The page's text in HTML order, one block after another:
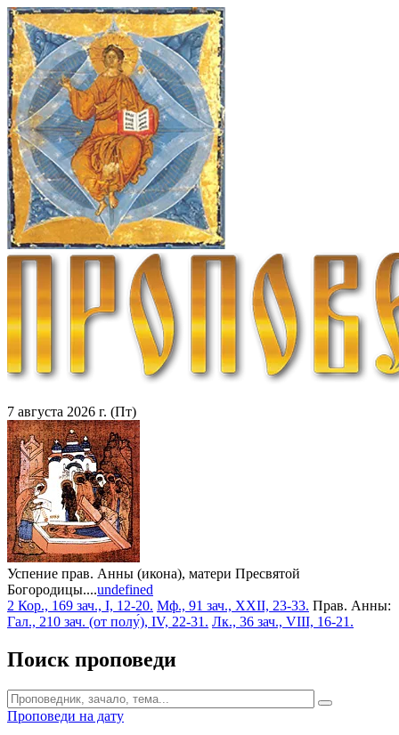
7 августа 2026 г. (Пт)
Успение прав. Анны (икона), матери Пресвятой
Богородицы....undefined
2 Кор., 169 зач., I, 12-20. Мф., 91 зач., XXII, 23-33. Прав. Анны:
Гал., 210 зач. (от полу́), IV, 22-31. Лк., 36 зач., VIII, 16-21.
Поиск проповеди
Проповеди на дату